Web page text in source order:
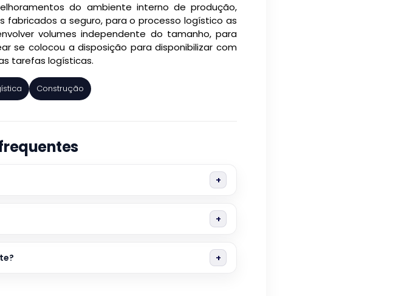
do ambiente interno de produção,
fabricados a seguro, para o processo logístico as
volumes independente do tamanho, para
se colocou a disposição para disponibilizar com
tarefas logísticas.
Construção